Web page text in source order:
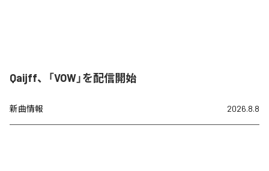
Qaijff、「VOW」を配信開始
新曲情報 2026.8.8